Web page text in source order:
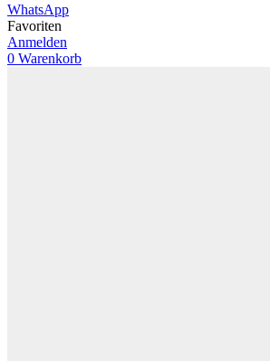
WhatsApp
Favoriten
Anmelden
0 Warenkorb